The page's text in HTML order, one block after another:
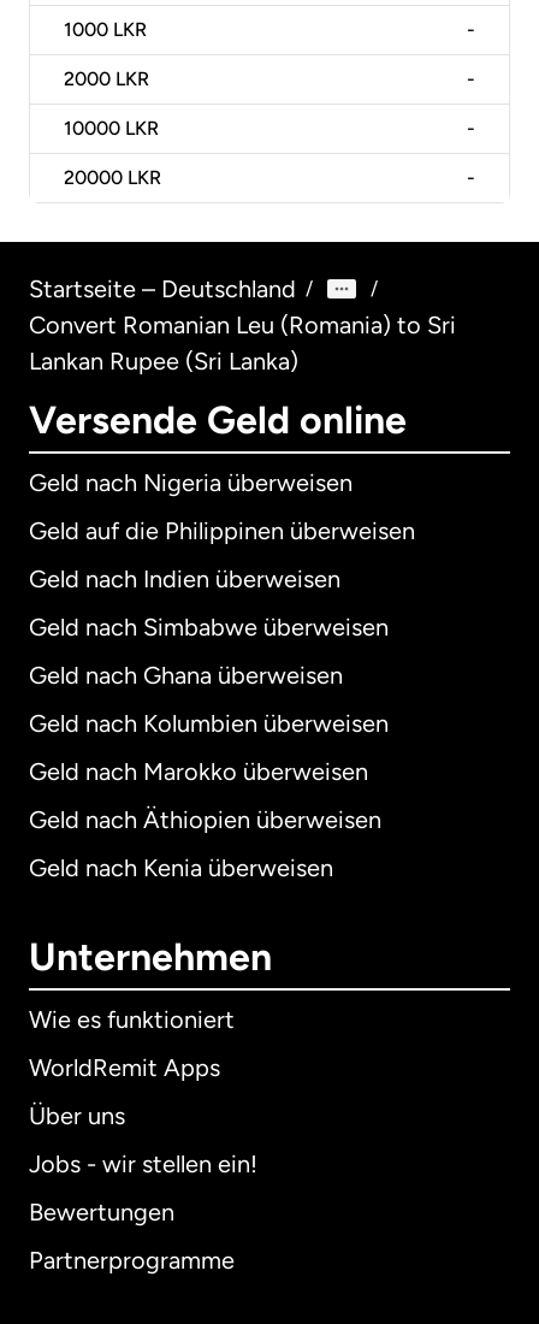
1000 LKR -
2000 LKR -
10000 LKR -
20000 LKR -
Startseite – Deutschland / /
Convert Romanian Leu (Romania) to Sri
Lankan Rupee (Sri Lanka)
Versende Geld online
Geld nach Nigeria überweisen
Geld auf die Philippinen überweisen
Geld nach Indien überweisen
Geld nach Simbabwe überweisen
Geld nach Ghana überweisen
Geld nach Kolumbien überweisen
Geld nach Marokko überweisen
Geld nach Äthiopien überweisen
Geld nach Kenia überweisen
Unternehmen
Wie es funktioniert
WorldRemit Apps
Über uns
Jobs - wir stellen ein!
Bewertungen
Partnerprogramme